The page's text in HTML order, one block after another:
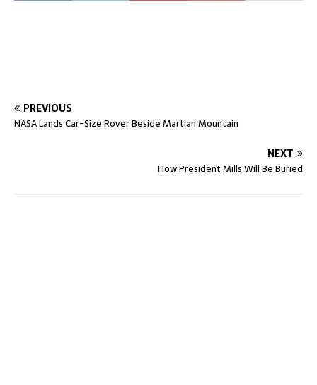
PREVIOUS
NASA Lands Car-Size Rover Beside Martian Mountain
NEXT
How President Mills Will Be Buried